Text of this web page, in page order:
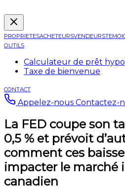
PROPRIETESACHETEURSVENDEURS
OUTILS
Calculateur de prêt
Taxe de bienvenue
CONTACT
Appelez-nous Contactez-
La FED coupe son
0,5 % et prévoit
comment ces
impacter le marché
canadien